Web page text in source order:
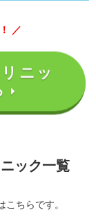
／
ニッ
ック一覧
ちらです。